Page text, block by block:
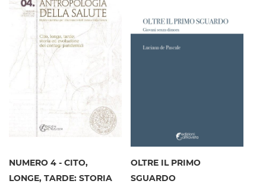
NUMERO 4 - CITO,
LONGE, TARDE: STORIA
OLTRE IL PRIMO
SGUARDO